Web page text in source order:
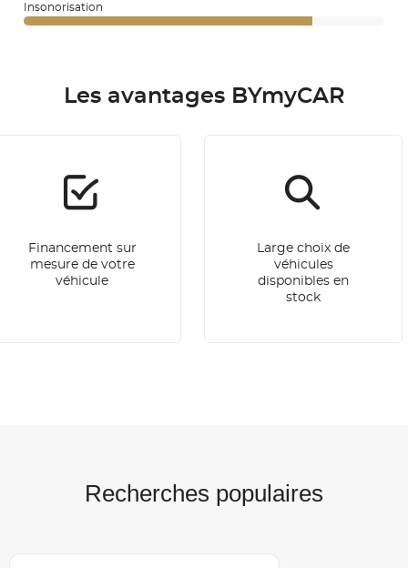
Insonorisation
Les avantages BYmyCAR
Financement sur
mesure de votre
véhicule
Large choix de
véhicules
disponibles en
stock
Recherches populaires